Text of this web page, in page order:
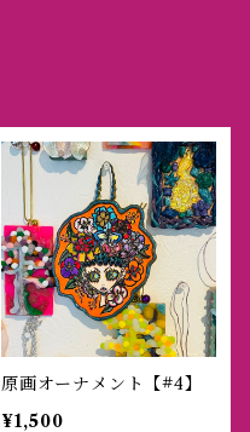
原画オーナメント【#4】
¥1,500